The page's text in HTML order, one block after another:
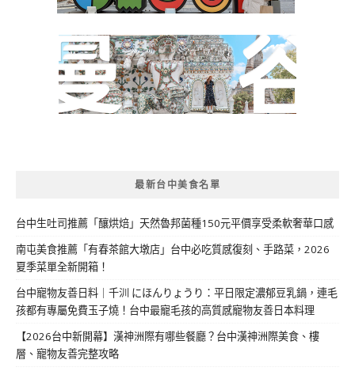
最新台中美食名單
台中生吐司推薦「釀烘焙」天然魯邦菌種150元平價享受柔軟奢華口感
南屯美食推薦「有春茶館大墩店」台中必吃質感復刻、手路菜，2026
夏季菜單全新開箱！
台中寵物友善日料｜千汌 にほんりょうり：平日限定濃郁豆乳鍋，連毛
孩都有專屬免費玉子燒！台中最寵毛孩的高質感寵物友善日本料理
【2026台中新開幕】漢神洲際有哪些餐廳？台中漢神洲際美食、樓
層、寵物友善完整攻略